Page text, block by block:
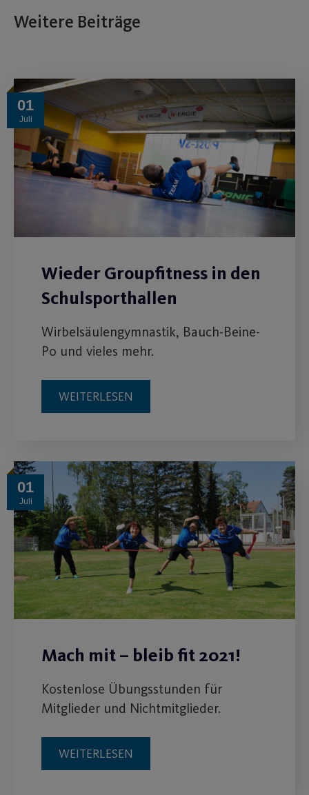
Weitere Beiträge
01
Juli
Wieder Groupfitness in den
Schulsporthallen
Wirbelsäulengymnastik, Bauch-Beine-
Po und vieles mehr.
WEITERLESEN
01
Juli
Mach mit – bleib fit 2021!
Kostenlose Übungsstunden für
Mitglieder und Nichtmitglieder.
WEITERLESEN